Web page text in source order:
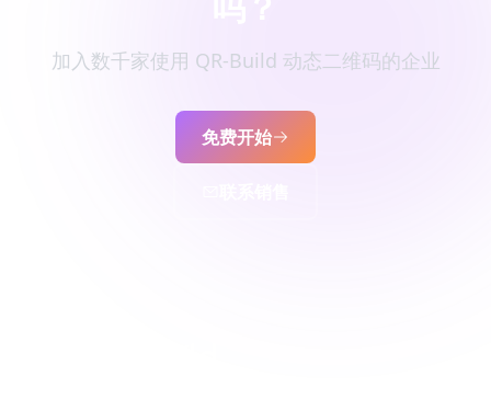
加入数千家使用 QR-Build 动态二维码的企业
免费开始